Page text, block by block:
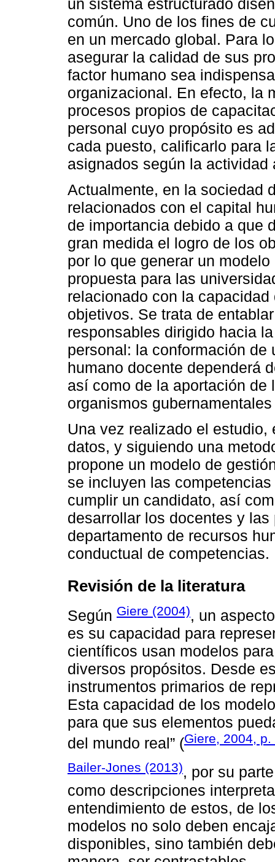
un sistema estructurado
común. Uno de los fines de
en un mercado global. Para
asegurar la calidad de sus
factor humano sea
organizacional. En efecto, la
procesos propios de
personal cuyo propósito es
cada puesto, calificarlo para
asignados según la actividad
Actualmente, en la sociedad
relacionados con el capital
de importancia debido a que
gran medida el logro de los
por lo que generar un
propuesta para las
relacionado con la
objetivos. Se trata de
responsables dirigido hacia
personal: la conformación
humano docente dependerá
así como de la aportación
organismos
Una vez realizado el
datos, y siguiendo una
propone un modelo de
se incluyen las
cumplir un candidato, así
desarrollar los docentes y
departamento de recursos
conductual de competencias.
Revisión de la literatura
Según Giere (2004), un
es su capacidad para
científicos usan modelos
diversos propósitos. Desde
instrumentos primarios de
Esta capacidad de los
para que sus elementos
del mundo real” (Giere, 2004, p.
Bailer-Jones (2013), por su
como descripciones
entendimiento de estos, de
modelos no solo deben
disponibles, sino también